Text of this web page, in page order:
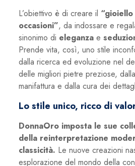
L’obiettivo è di creare il
occasioni”, da indossare e
sinonimo di eleganza e
Prende vita, così, uno stile
dalla ricerca ed evoluzione nel
delle migliori pietre preziose,
manifattura e dalla cura dei
Lo stile unico, ricco di
DonnaOro imposta le sue
della reinterpretazione
classicità. Le nuove creazioni
esplorazione del mondo della